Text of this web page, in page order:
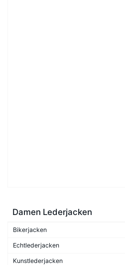
Damen Lederjacken
Bikerjacken
Echtlederjacken
Kunstlederjacken